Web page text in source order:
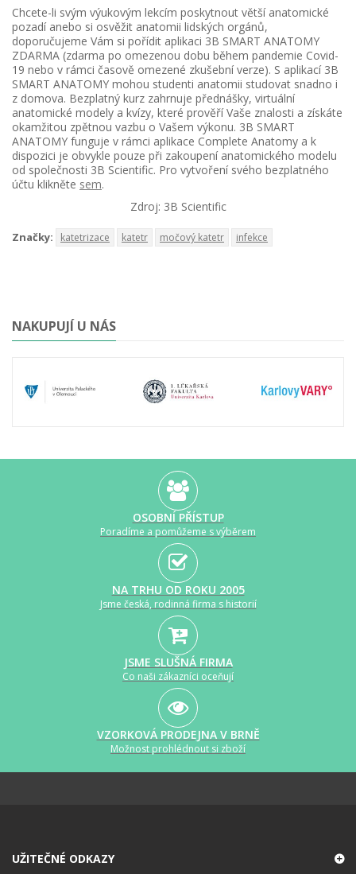
Chcete-li svým výukovým lekcím poskytnout větší anatomické
pozadí anebo si osvěžit anatomii lidských orgánů,
doporučujeme Vám si pořídit aplikaci 3B SMART ANATOMY
ZDARMA (zdarma po omezenou dobu během pandemie Covid-
19 nebo v rámci časově omezené zkušební verze). S aplikací 3B
SMART ANATOMY mohou studenti anatomii studovat snadno i
z domova. Bezplatný kurz zahrnuje přednášky, virtuální
anatomické modely a kvízy, které prověří Vaše znalosti a získáte
okamžitou zpětnou vazbu o Vašem výkonu. 3B SMART
ANATOMY funguje v rámci aplikace Complete Anatomy a k
dispozici je obvykle pouze při zakoupení anatomického modelu
od společnosti 3B Scientific. Pro vytvoření svého bezplatného
účtu klikněte sem.
Zdroj: 3B Scientific
Značky: katetrizace katetr močový katetr infekce
NAKUPUJÍ U NÁS
OSOBNÍ PŘÍSTUP
Poradíme a pomůžeme s výběrem
NA TRHU OD ROKU 2005
Jsme česká, rodinná firma s historií
JSME SLUŠNÁ FIRMA
Co naši zákazníci oceňují
VZORKOVÁ PRODEJNA V BRNĚ
Možnost prohlédnout si zboží
UŽITEČNÉ ODKAZY